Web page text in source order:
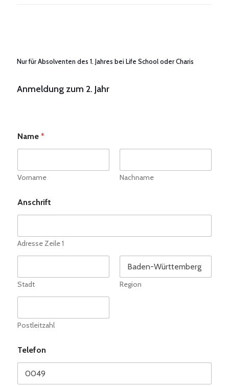
Nur für Absolventen des 1. Jahres bei Life School oder Charis
Anmeldung zum 2. Jahr
Name *
Vorname Nachname
Anschrift
Adresse Zeile 1
Stadt Region
Postleitzahl
Telefon